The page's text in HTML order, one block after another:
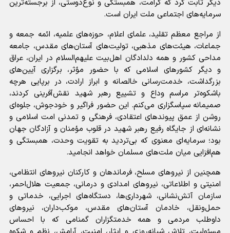
دیگر ثابت کرد که کرامت، همبستگی و نوع‌دوستی، از برجسته‌ترین
سرمایه‌های اجتماعی ملت ایران است.
از مراجع معظم تقلید، علمای اعلام، حوزه‌های علمیه، ائمه جمعه و
جماعات، هیئت‌های مذهبی، تولیت‌های آستان‌های مقدس، جامعه
مداحی کشور و همه دلدادگان اهل‌بیت علیهم‌السلام در ایران، عراق
و دیگر کشورهای اسلامی که با حضور مؤثر، برگزاری آیین‌های
بزرگداشت، خدمت‌رسانی خالصانه و ابراز ارادت، در برپایی هرچه
باشکوه‌تر مراسم وداع و تشییع رهبر شهید نقش‌آفرینی کردند،
صمیمانه سپاسگزاری می‌کنم. این حضور فراگیر و خودجوش، جلوه‌ای
روشن از عمق پیوندهای اعتقادی، فرهنگی و تمدنی امت اسلامی و
نشانه‌ای از جایگاه رفیع رهبر شهید در قلوب مؤمنان و آزادگان جهان
بود؛ سرمایه‌ای معنوی که بی‌تردید به تقویت وحدت، همبستگی و
هم‌افزایی میان ملت‌های مسلمان خواهد انجامید.
همچنین از نیروهای مسلح، فرماندهان و کارکنان نیروهای انتظامی،
امنیتی و اطلاعاتی، نیروهای امدادی و درمانی، جمعیت هلال‌احمر،
سازمان آتش‌نشانی، شهرداری‌ها، دستگاه‌های اجرایی، خدماتی و
حمل‌ونقل، خادمان آستان‌های مقدس، موکب‌داران، نیروهای
داوطلب مردمی و همه خدمتگزاران گمنامی که با احساس